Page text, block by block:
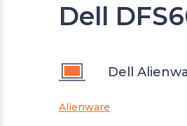
Dell
Dell
Alienware